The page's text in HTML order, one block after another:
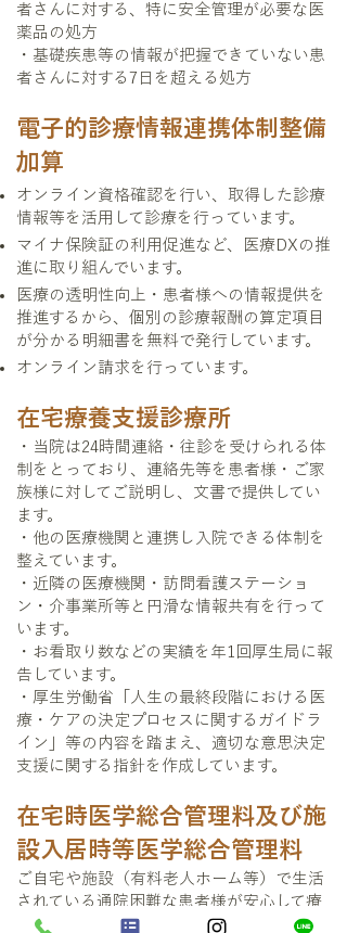
者さんに対する、特に安全管理が必要な医
薬品の処方
・基礎疾患等の情報が把握できていない患
者さんに対する7日を超える処方
電子的診療情報連携体制整備
加算
オンライン資格確認を行い、取得した診療
情報等を活用して診療を行っています。
マイナ保険証の利用促進など、医療DXの推
進に取り組んでいます。
医療の透明性向上・患者様への情報提供を
推進するから、個別の診療報酬の算定項目
が分かる明細書を無料で発行しています。
オンライン請求を行っています。
在宅療養支援診療所
・当院は24時間連絡・往診を受けられる体
制をとっており、連絡先等を患者様・ご家
族様に対してご説明し、文書で提供してい
ます。
・他の医療機関と連携し入院できる体制を
整えています。
・近隣の医療機関・訪問看護ステーショ
ン・介事業所等と円滑な情報共有を行って
います。
・お看取り数などの実績を年1回厚生局に報
告しています。
・厚生労働省「人生の最終段階における医
療・ケアの決定プロセスに関するガイドラ
イン」等の内容を踏まえ、適切な意思決定
支援に関する指針を作成しています。
在宅時医学総合管理料及び施
設入居時等医学総合管理料
ご自宅や施設（有料老人ホーム等）で生活
されている通院困難な患者様が安心して療
養できる様に計画的な医学管理を行うた